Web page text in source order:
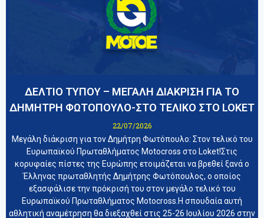
ΔΕΛΤΙΟ ΤΥΠΟΥ – ΜΕΓΑΛΗ ΔΙΑΚΡΙΣΗ ΓΙΑ ΤΟ
ΔΗΜΗΤΡΗ ΦΩΤΟΠΟΥΛΟ-ΣΤΟ ΤΕΛΙΚΟ ΣΤΟ LOKET
22/07/2026
Μεγάλη διάκριση για τον Δημήτρη Φωτόπουλο: Στον τελικό του
Ευρωπαϊκού Πρωταθλήματος Motocross στο Loket!Στις
κορυφαίες πίστες της Ευρώπης ετοιμάζεται να βρεθεί ξανά ο
Έλληνας πρωταθλητής Δημήτρης Φωτόπουλος, ο οποίος
εξασφάλισε την πρόκρισή του στον μεγάλο τελικό του
Ευρωπαϊκού Πρωταθλήματος Motocross.Η σπουδαία αυτή
αθλητική αναμέτρηση θα διεξαχθεί στις 25-26 Ιουλίου 2026 στην